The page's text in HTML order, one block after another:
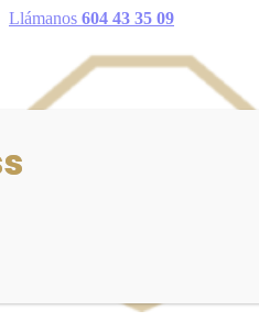
Llámanos 604 43 35 09